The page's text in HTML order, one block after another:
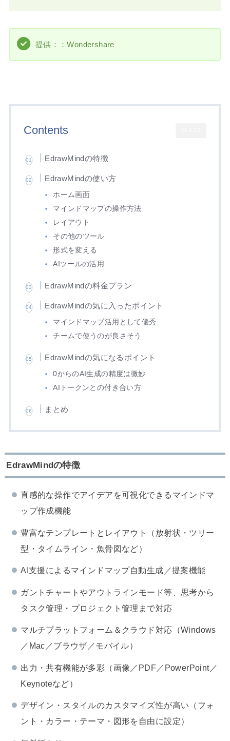
提供：：Wondershare
Contents
EdrawMindの特徴
EdrawMindの使い方
ホーム画面
マインドマップの操作方法
レイアウト
その他のツール
形式を変える
AIツールの活用
EdrawMindの料金プラン
EdrawMindの気に入ったポイント
マインドマップ活用として優秀
チームで使うのが良さそう
EdrawMindの気になるポイント
0からのAI生成の精度は微妙
AIトークンとの付き合い方
まとめ
EdrawMindの特徴
直感的な操作でアイデアを可視化できるマインドマ
ップ作成機能
豊富なテンプレートとレイアウト（放射状・ツリー
型・タイムライン・魚骨図など）
AI支援によるマインドマップ自動生成／提案機能
ガントチャートやアウトラインモード等、思考から
タスク管理・プロジェクト管理まで対応
マルチプラットフォーム＆クラウド対応（Windows
／Mac／ブラウザ／モバイル）
出力・共有機能が多彩（画像／PDF／PowerPoint／
Keynoteなど）
デザイン・スタイルのカスタマイズ性が高い（フォ
ント・カラー・テーマ・図形を自由に設定）